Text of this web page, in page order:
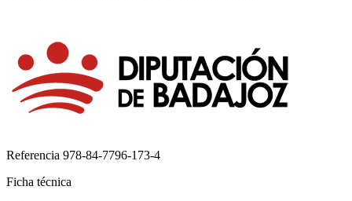
Referencia 978-84-7796-173-4
Ficha técnica